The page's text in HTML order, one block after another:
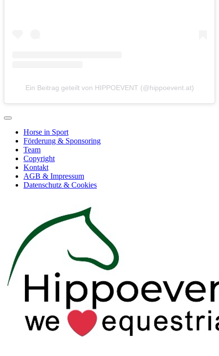
Ein Beitrag geteilt von HIPPOEVENT (@hippoevent.at)
Horse in Sport
Förderung & Sponsoring
Team
Copyright
Kontakt
AGB & Impressum
Datenschutz & Cookies